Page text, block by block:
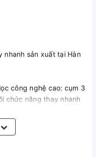
sản xuất tại Hàn
công nghệ cao: cụm 3
chức năng thay nhanh
60% (Trong điều kiện